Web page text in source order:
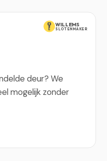
WILLEMS
SLOTENMAKER
deur? We
mogelijk zonder